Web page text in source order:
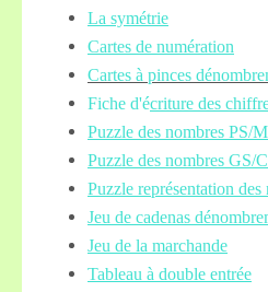
La symétrie
Cartes de numération
Cartes à pinces
Fiche d'écriture des
Puzzle des nombres PS/
Puzzle des nombres GS/
Puzzle représentation des
Jeu de cadenas
Jeu de la marchande
Tableau à double entrée